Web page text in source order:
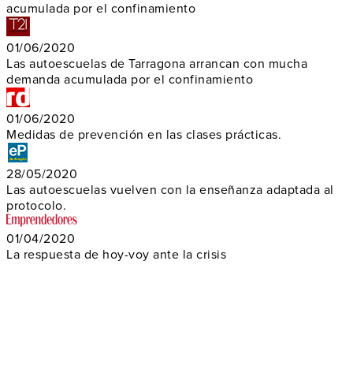
acumulada por el confinamiento
01/06/2020
Las autoescuelas de Tarragona arrancan con mucha
demanda acumulada por el confinamiento
01/06/2020
Medidas de prevención en las clases prácticas.
28/05/2020
Las autoescuelas vuelven con la enseñanza adaptada al
protocolo.
01/04/2020
La respuesta de hoy-voy ante la crisis